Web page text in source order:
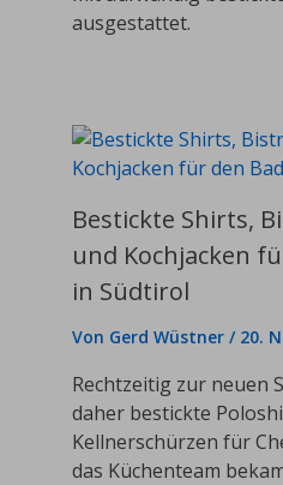
ausgestattet.
Bestickte Shirts,
und Kochjacken
in Südtirol
Von Gerd Wüstner / 20.
Rechtzeitig zur neuen
daher bestickte
Kellnerschürzen für
das Küchenteam